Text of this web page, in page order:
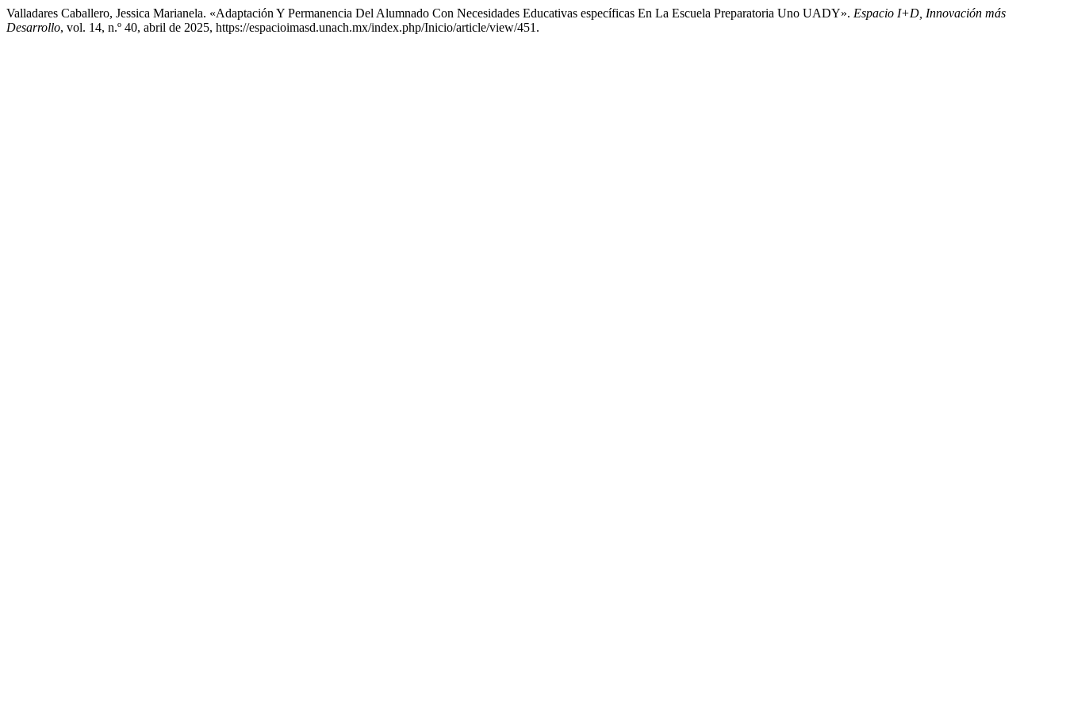
Valladares Caballero, Jessica Marianela. «Adaptación Y Permanencia Del Alumnado Con Necesidades Educativas específicas En La Escuela Preparatoria Uno UADY». Espacio I+D, Innovación más
Desarrollo, vol. 14, n.º 40, abril de 2025, https://espacioimasd.unach.mx/index.php/Inicio/article/view/451.